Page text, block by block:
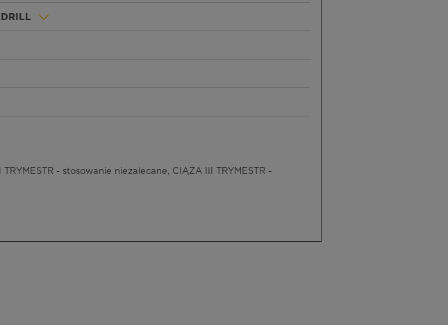
- stosowanie niezalecane, CIĄŻA III TRYMESTR -